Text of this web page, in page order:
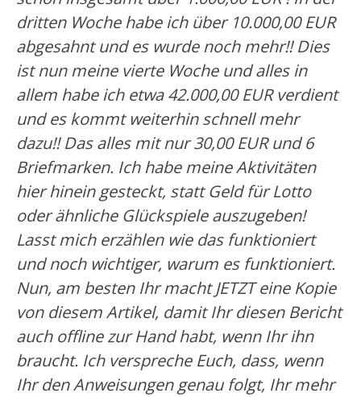
dritten Woche habe ich über 10.000,00 EUR
abgesahnt und es wurde noch mehr!! Dies
ist nun meine vierte Woche und alles in
allem habe ich etwa 42.000,00 EUR verdient
und es kommt weiterhin schnell mehr
dazu!! Das alles mit nur 30,00 EUR und 6
Briefmarken. Ich habe meine Aktivitäten
hier hinein gesteckt, statt Geld für Lotto
oder ähnliche Glückspiele auszugeben!
Lasst mich erzählen wie das funktioniert
und noch wichtiger, warum es funktioniert.
Nun, am besten Ihr macht JETZT eine Kopie
von diesem Artikel, damit Ihr diesen Bericht
auch offline zur Hand habt, wenn Ihr ihn
braucht. Ich verspreche Euch, dass, wenn
Ihr den Anweisungen genau folgt, Ihr mehr